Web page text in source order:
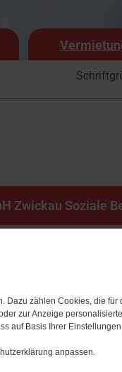
zählen Cookies, die
zur Anzeige
auf Basis Ihrer
anpassen.
Zwickau Soziale